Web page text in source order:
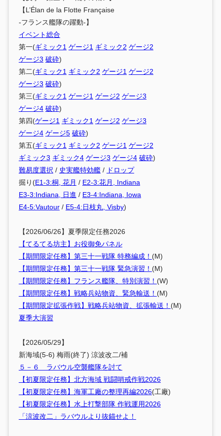
【L’Élan de la Flotte Française
-フランス艦隊の躍動-】
イベント総合
第一(ギミック1 ゲージ1 ギミック2 ゲージ2
ゲージ3 破砕)
第二(ギミック1 ギミック2 ゲージ1 ゲージ2
ゲージ3 破砕)
第三(ギミック1 ゲージ1 ゲージ2 ゲージ3
ゲージ4 破砕)
第四(ゲージ1 ギミック1 ゲージ2 ゲージ3
ゲージ4 ゲージ5 破砕)
第五(ギミック1 ギミック2 ゲージ1 ゲージ2
ギミック3 ギミック4 ゲージ3 ゲージ4 破砕)
難易度選択 / 史実艦特効艦/ ドロップ
掘り(E1-3:桐, 花月 / E2-3:花月, Indiana
E3-3:Indiana, 日進 / E3-4:Indiana, Iowa
E4-5:Vautour/ E5-4:日枝丸, Visby)
【2026/06/26】夏季限定任務2026
【てるてる坊主】お役御免パネル
【期間限定任務】第三十一戦隊 特務編成！ (M)
【期間限定任務】第三十一戦隊 緊急演習！ (M)
【期間限定任務】フランス艦隊、特別演習！ (W)
【期間限定任務】戦略兵站物資、緊急輸送！ (M)
【期間限定拡張作戦】戦略兵站物資、拡張輸送！ (M)
夏季大演習
【2026/05/29】
新海域(5-6) 梅雨(終了) 涼波改二/補
５－６ ラバウル空襲艦隊を討て
【初夏限定任務】北方海域 戦闘哨戒作戦2026
【初夏限定任務】海軍工廠の整理再編2026(工廠)
【初夏限定任務】水上打撃部隊 作戦運用2026
「涼波改二」ラバウルより抜錨せよ！